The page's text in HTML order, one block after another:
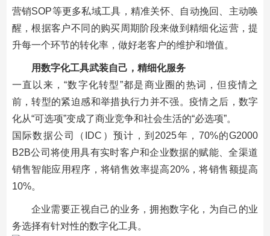
营销SOP等更多私域工具，精准关怀、自动挽回、主动唤
醒，根据客户不同的购买周期阶段来做到精细化运营，提
升每一个环节的转化率，做好老客户的维护和增值。
用数字化工具武装自己，精细化服务
一直以来，“数字化转型”都是商业圈的热词，但疫情之
前，转型的紧迫感和举措执行力并不强。疫情之后，数字
化从“可选项”变成了商业竞争和社会生活的“必选项”。
国际数据公司（IDC）预计，到2025年，70%的G2000
B2B公司将使用具有实时客户和企业数据的赋能、全渠道
销售智能应用程序，将销售效率提高20%，将销售额提高
10%。
企业需要正视自己的业务，拥抱数字化，为自己的业
务选择有针对性的数字化工具。